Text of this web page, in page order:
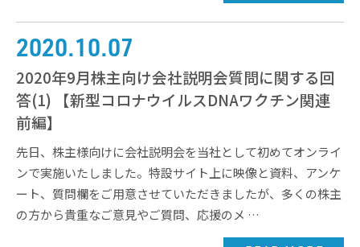
2020.10.07
2020年9月株主向け会社説明会質問に関する回
答(1) 【新型コロナウイルスDNAワクチン関連
前編】
先日、株主様向けに会社説明会を当社として初めてオンライ
ンで実施いたしました。特設サイト上に映像と資料、アンケ
ート、質問欄をご用意させていただきましたが、多くの株主
の方から貴重なご意見やご質問、応援のメ …